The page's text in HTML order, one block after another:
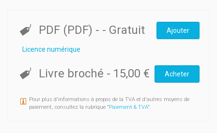
PDF (PDF) - - Gratuit Ajouter
Licence numérique
Livre broché - 15,00 € Acheter
Pour plus d'informations à propos de la TVA et d'autres moyens de
paiement, consultez la rubrique "Paiement & TVA".